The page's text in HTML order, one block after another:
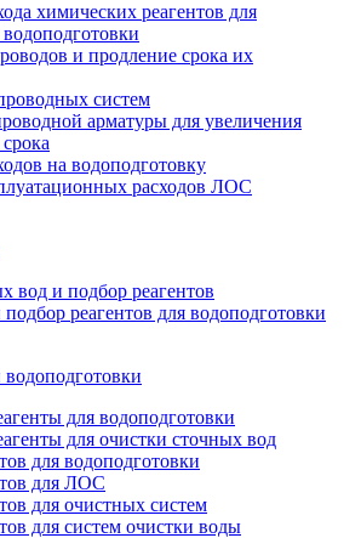
химических реагентов для
и продление срока их
систем
арматуры для увеличения
на водоподготовку
расходов ЛОС
вод и подбор реагентов
реагентов для водоподготовки
для водоподготовки
для очистки сточных вод
для водоподготовки
для ЛОС
для очистных систем
для систем очистки воды